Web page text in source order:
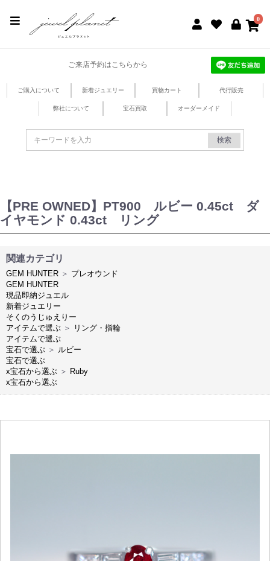
0
ご来店予約はこちらから
ご購入について 新着ジュエリー 買物カート 代行販売
弊社について 宝石買取 オーダーメイド
検索
【PRE OWNED】PT900 ルビー 0.45ct ダ
イヤモンド 0.43ct リング
関連カテゴリ
GEM HUNTER ＞ プレオウンド
GEM HUNTER
現品即納ジュエル
新着ジュエリー
そくのうじゅえりー
アイテムで選ぶ ＞
リング・指輪
アイテムで選ぶ
宝石で選ぶ ＞ ルビー
宝石で選ぶ
x宝石から選ぶ ＞ Ruby
x宝石から選ぶ